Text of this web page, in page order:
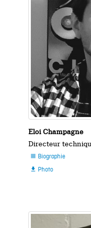
Eloi Champagne
Directeur
 Biographie
 Photo